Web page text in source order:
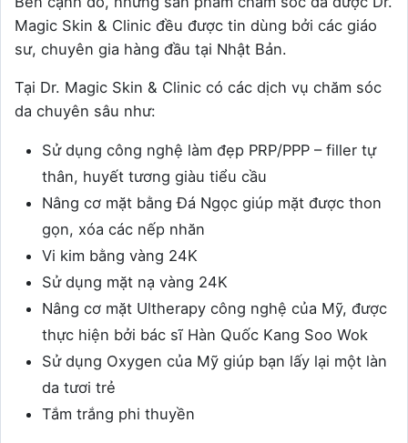
Magic Skin & Clinic đều được tin dùng bởi các giáo
sư, chuyên gia hàng đầu tại Nhật Bản.
Tại Dr. Magic Skin & Clinic có các dịch vụ chăm sóc
da chuyên sâu như:
Sử dụng công nghệ làm đẹp PRP/PPP – filler tự
thân, huyết tương giàu tiểu cầu
Nâng cơ mặt bằng Đá Ngọc giúp mặt được thon
gọn, xóa các nếp nhăn
Vi kim bằng vàng 24K
Sử dụng mặt nạ vàng 24K
Nâng cơ mặt Ultherapy công nghệ của Mỹ, được
thực hiện bởi bác sĩ Hàn Quốc Kang Soo Wok
Sử dụng Oxygen của Mỹ giúp bạn lấy lại một làn
da tươi trẻ
Tắm trắng phi thuyền